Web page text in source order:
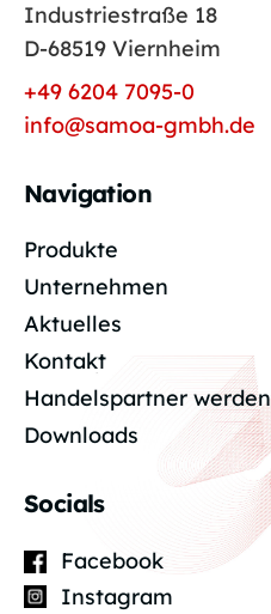
Industriestraße 18
D-68519 Viernheim
+49 6204 7095-0
info@samoa-gmbh.de
Navigation
Produkte
Unternehmen
Aktuelles
Kontakt
Handelspartner werden
Downloads
Socials
Facebook
Instagram